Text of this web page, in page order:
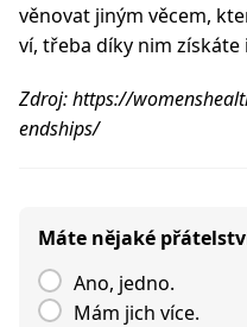
věnovat jiným věcem,
ví, třeba díky nim získáte
Zdroj: https://
endships/
Máte nějaké
Ano, jedno.
Mám jich více.